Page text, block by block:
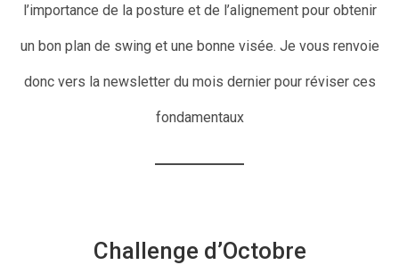
l’importance de la posture et de l’alignement pour obtenir
un bon plan de swing et une bonne visée. Je vous renvoie
donc vers la newsletter du mois dernier pour réviser ces
fondamentaux
Challenge d’Octobre